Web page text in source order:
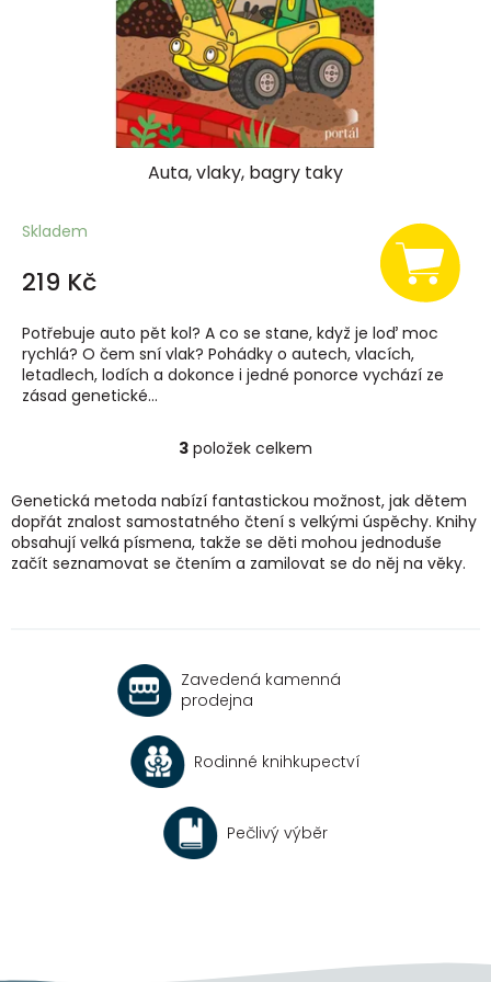
Auta, vlaky, bagry taky
Skladem
219 Kč
Potřebuje auto pět kol? A co se stane, když je loď moc
rychlá? O čem sní vlak? Pohádky o autech, vlacích,
letadlech, lodích a dokonce i jedné ponorce vychází ze
zásad genetické...
O
l
á
d
a
k
y
ý
p
u
3 položek celkem
Genetická metoda nabízí fantastickou možnost, jak dětem
dopřát znalost samostatného čtení s velkými úspěchy. Knihy
obsahují velká písmena, takže se děti mohou jednoduše
začít seznamovat se čtením a zamilovat se do něj na věky.
Zavedená kamenná
prodejna
Rodinné knihkupectví
Pečlivý výběr